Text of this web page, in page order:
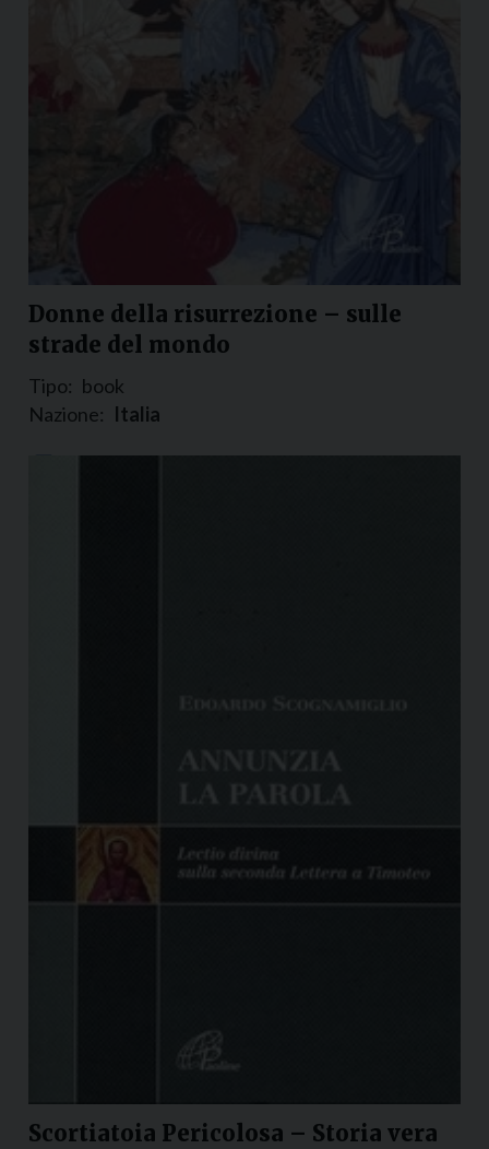
Donne della risurrezione – sulle
strade del mondo
Tipo: book
Nazione: Italia
Scortiatoia Pericolosa – Storia vera